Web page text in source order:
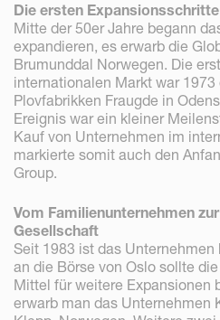
Die ersten Expansionsschritte
Mitte der 50er Jahre begann
expandieren, es erwarb die
Brumunddal Norwegen. Die
internationalen Markt war 1973
Plovfabrikken Fraugde in
Ereignis war ein kleiner
Kauf von Unternehmen im
markierte somit auch den
Group.
Vom Familienunternehmen
Gesellschaft
Seit 1983 ist das Unternehmen
an die Börse von Oslo sollte
Mittel für weitere Expansionen
erwarb man das Unternehmen